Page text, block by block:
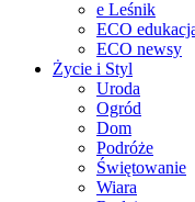
e Leśnik
ECO
ECO newsy
Życie i Styl
Uroda
Ogród
Dom
Podróże
Świętowanie
Wiara